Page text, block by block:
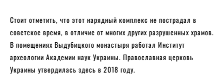
Стоит отметить, что этот нарядный комплекс не пострадал в
советское время, в отличие от многих других разрушенных храмов.
В помещениях Выдубицкого монастыря работал Институт
археологии Академии наук Украины. Православная церковь
Украины утвердилась здесь в 2018 году.